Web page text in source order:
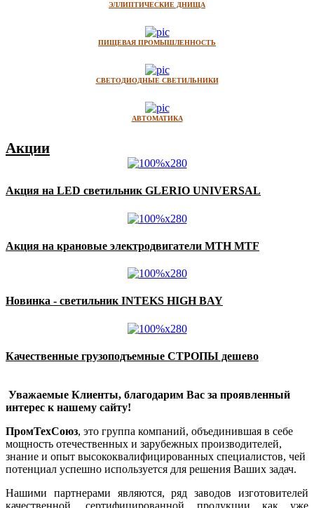
ЭЛЛИПТИЧЕСКИЕ ДНИЩА
ПИЩЕВАЯ ПРОМЫШЛЕННОСТЬ
СВЕТОДИОДНЫЕ СВЕТИЛЬНИКИ
АВТОМАТИКА
Акции
Акция на LED светильник GLERIO UNIVERSAL
Акция на крановые электродвигатели MTH MTF
Новинка - светильник INTEKS HIGH BAY
Качественные грузоподъемные СТРОПЫ дешево
Уважаемые Клиенты, благодарим Вас за проявленный
интерес к нашему сайту!
ПромТехСоюз, это группа компаний, объединившая в себе
мощность отечественных и зарубежных производителей,
знание и опыт высококвалифицированных специалистов, чей
потенциал успешно используется для решения Ваших задач.
Нашими партнерами являются, ряд заводов изготовителей